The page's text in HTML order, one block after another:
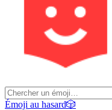
Émoji au hasard🎲